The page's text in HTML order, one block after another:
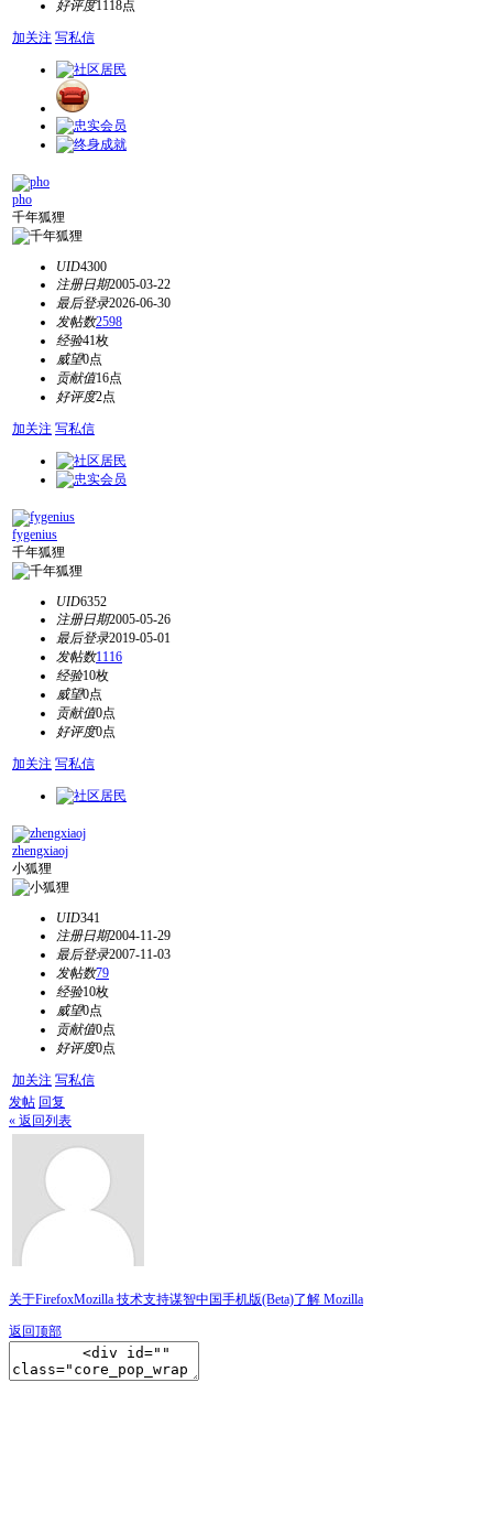
好评度1118点
加关注 写私信
pho
千年狐狸
UID4300
注册日期2005-03-22
最后登录2026-06-30
发帖数2598
经验41枚
威望0点
贡献值16点
好评度2点
加关注 写私信
fygenius
千年狐狸
UID6352
注册日期2005-05-26
最后登录2019-05-01
发帖数1116
经验10枚
威望0点
贡献值0点
好评度0点
加关注 写私信
zhengxiaoj
小狐狸
UID341
注册日期2004-11-29
最后登录2007-11-03
发帖数79
经验10枚
威望0点
贡献值0点
好评度0点
加关注 写私信
发帖 回复
« 返回列表
关于FirefoxMozilla 技术支持谋智中国手机版(Beta)了解 Mozilla
返回顶部